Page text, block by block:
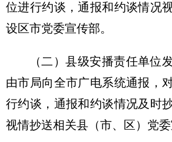
位进行约谈，通报和约谈情况
设区市党委宣传部。
（二）县级安播责任单位
由市局向全市广电系统通报，
行约谈，通报和约谈情况及时
视情抄送相关县（市、区）党委